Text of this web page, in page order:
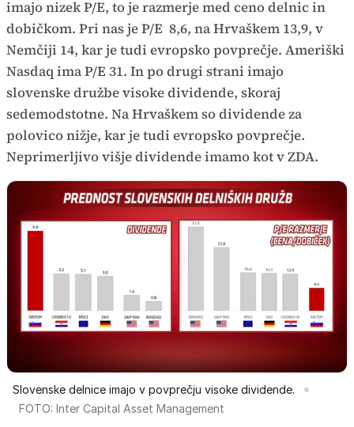
imajo nizek P/E, to je razmerje med ceno delnic in
dobičkom. Pri nas je P/E 8,6, na Hrvaškem 13,9, v
Nemčiji 14, kar je tudi evropsko povprečje. Ameriški
Nasdaq ima P/E 31. In po drugi strani imajo
slovenske družbe visoke dividende, skoraj
sedemodstotne. Na Hrvaškem so dividende za
polovico nižje, kar je tudi evropsko povprečje.
Neprimerljivo višje dividende imamo kot v ZDA.
Slovenske delnice imajo v povprečju visoke dividende.
FOTO: Inter Capital Asset Management